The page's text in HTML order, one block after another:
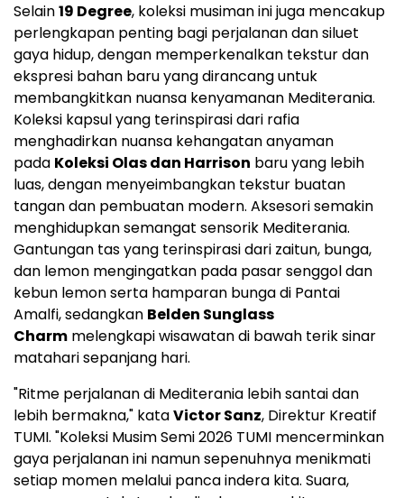
Selain19 Degree, koleksi musiman ini juga mencakup
perlengkapan penting bagi perjalanan dan siluet
gaya hidup, dengan memperkenalkan tekstur dan
ekspresi bahan baru yang dirancang untuk
membangkitkan nuansa kenyamanan Mediterania.
Koleksi kapsul yang terinspirasi dari rafia
menghadirkan nuansa kehangatan anyaman
pada Koleksi Olas dan Harrison baru yang lebih
luas, dengan menyeimbangkan tekstur buatan
tangan dan pembuatan modern. Aksesori semakin
menghidupkan semangat sensorik Mediterania.
Gantungan tas yang terinspirasi dari zaitun, bunga,
dan lemon mengingatkan pada pasar senggol dan
kebun lemon serta hamparan bunga di Pantai
Amalfi, sedangkan Belden Sunglass
Charm melengkapi wisawatan di bawah terik sinar
matahari sepanjang hari.
"Ritme perjalanan di Mediterania lebih santai dan
lebih bermakna," kataVictor Sanz, Direktur Kreatif
TUMI. "Koleksi Musim Semi 2026 TUMI mencerminkan
gaya perjalanan ini namun sepenuhnya menikmati
setiap momen melalui panca indera kita. Suara,